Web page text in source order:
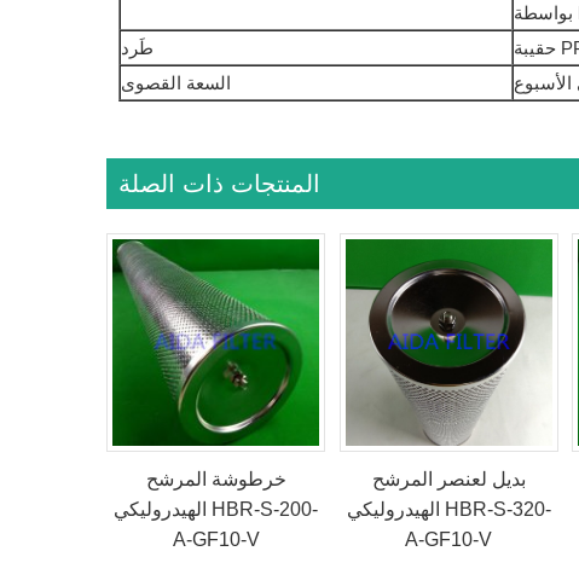
طَرد
السعة القصوى
المنتجات ذات الصلة
خرطوشة المرشح
الهيدروليكي HBR-S-200-
A-GF10-V
بديل لعنصر المرشح
الهيدروليكي HBR-S-320-
A-GF10-V